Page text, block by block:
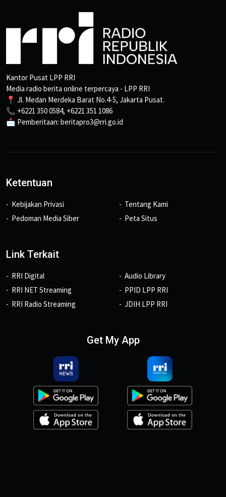
Kantor Pusat LPP RRI
Media radio berita online terpercaya - LPP RRI
📍 Jl. Medan Merdeka Barat No.4-5, Jakarta Pusat.
📞 +6221 350 0584, +6221 351 1086
📩 Pemberitaan: beritapro3@rri.go.id
Ketentuan
Kebijakan Privasi
Pedoman Media Siber
Tentang Kami
Peta Situs
Link Terkait
RRI Digital
RRI NET Streaming
RRI Radio Streaming
Audio Library
PPID LPP RRI
JDIH LPP RRI
Get My App